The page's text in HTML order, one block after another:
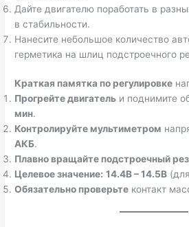
Дайте двигателю поработать в
в стабильности.
Нанесите небольшое количество
герметика на шлиц подстроечного
Краткая памятка по регулировке
Прогрейте двигатель и поднимите
мин.
Контролируйте мультиметром
АКБ.
Плавно вращайте подстроечный
Целевое значение: 14.4В – 14.5В
Обязательно проверьте контакт